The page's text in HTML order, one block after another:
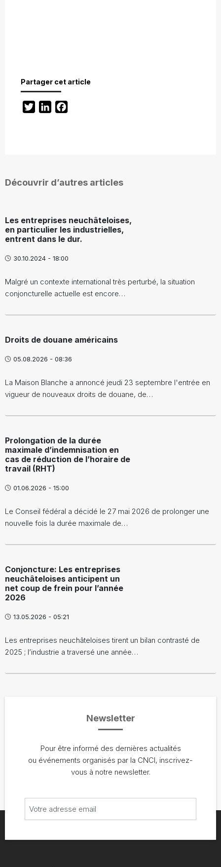
Partager cet article
TwitterLinkedIn
Découvrir d’autres articles
Les entreprises neuchâteloises,
en particulier les industrielles,
entrent dans le dur.
30.10.2024 - 18:00
Malgré un contexte international très perturbé, la situation
conjoncturelle actuelle est encore…
Droits de douane américains
05.08.2026 - 08:36
La Maison Blanche a annoncé jeudi 23 septembre l'entrée en
vigueur de nouveaux droits de douane, de…
Prolongation de la durée
maximale d’indemnisation en
cas de réduction de l’horaire de
travail (RHT)
01.06.2026 - 15:00
Le Conseil fédéral a décidé le 27 mai 2026 de prolonger une
nouvelle fois la durée maximale de…
Conjoncture: Les entreprises
neuchâteloises anticipent un
net coup de frein pour l’année
2026
13.05.2026 - 05:21
Les entreprises neuchâteloises tirent un bilan contrasté de
2025 ; l’industrie a traversé une année…
Newsletter
Pour être informé des dernières actualités
ou événements organisés par la CNCI, inscrivez-
vous à notre newsletter.